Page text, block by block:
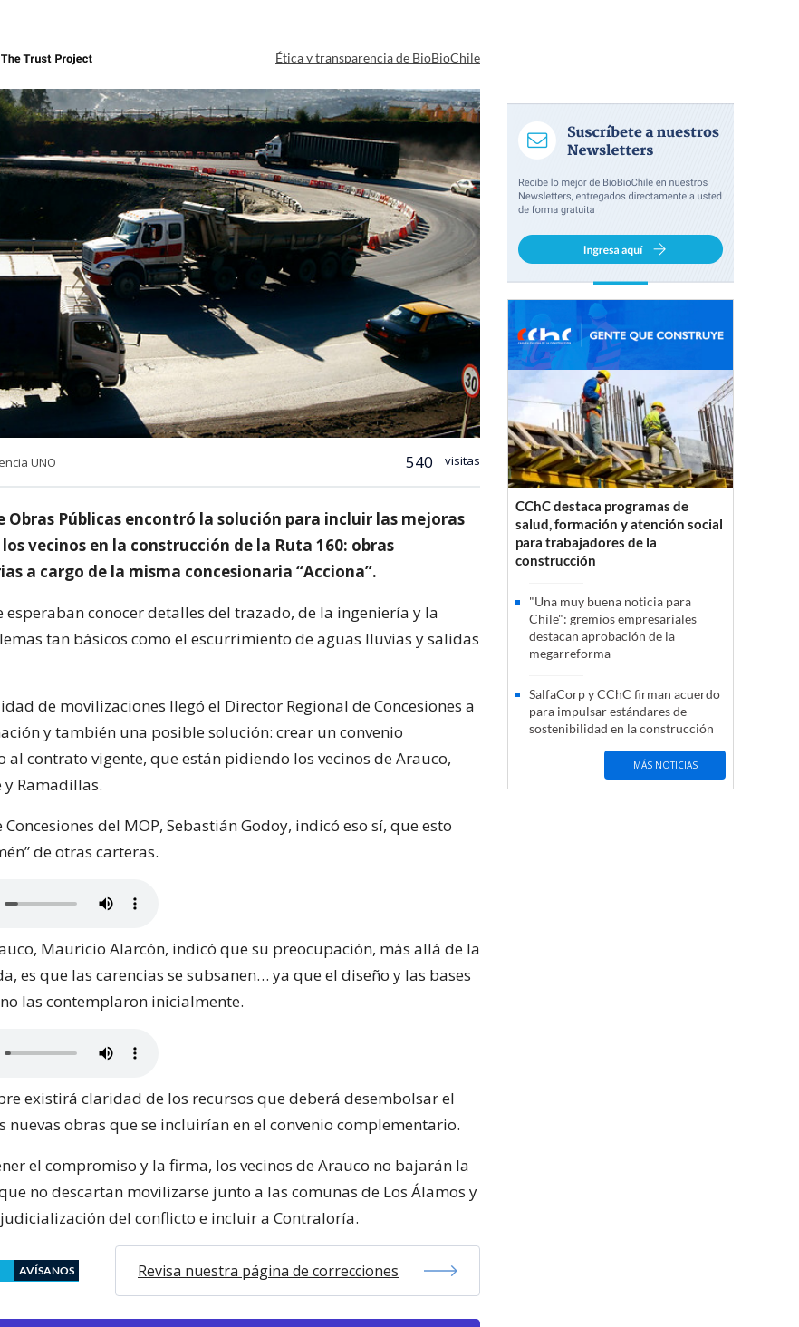
Ética y transparencia de BioBioChile
UNO 540 visitas
Obras Públicas encontró la solución para incluir las mejoras
vecinos en la construcción de la Ruta 160: obras
a cargo de la misma concesionaria “Acciona”.
esperaban conocer detalles del trazado, de la ingeniería y la
tan básicos como el escurrimiento de aguas lluvias y salidas
de movilizaciones llegó el Director Regional de Concesiones a
y también una posible solución: crear un convenio
contrato vigente, que están pidiendo los vecinos de Arauco,
Ramadillas.
del MOP, Sebastián Godoy, indicó eso sí, que esto
de otras carteras.
Mauricio Alarcón, indicó que su preocupación, más allá de la
es que las carencias se subsanen… ya que el diseño y las bases
las contemplaron inicialmente.
existirá claridad de los recursos que deberá desembolsar el
nuevas obras que se incluirían en el convenio complementario.
el compromiso y la firma, los vecinos de Arauco no bajarán la
no descartan movilizarse junto a las comunas de Los Álamos y
del conflicto e incluir a Contraloría.
AVÍSANOS Revisa nuestra página de correcciones
CChC destaca programas de
salud, formación y atención social
para trabajadores de la
construcción
"Una muy buena noticia para
Chile": gremios empresariales
destacan aprobación de la
megarreforma
SalfaCorp y CChC firman acuerdo
para impulsar estándares de
sostenibilidad en la construcción
MÁS NOTICIAS